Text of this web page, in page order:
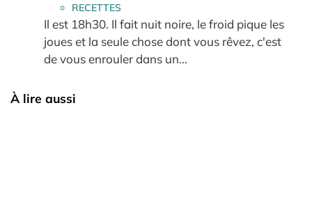
RECETTES
Il est 18h30. Il fait nuit noire, le froid pique les
joues et la seule chose dont vous rêvez, c'est
de vous enrouler dans un...
À lire aussi